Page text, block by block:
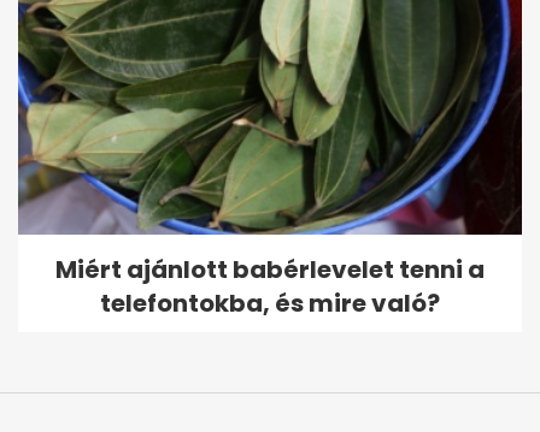
Miért ajánlott babérlevelet tenni a
telefontokba, és mire való?